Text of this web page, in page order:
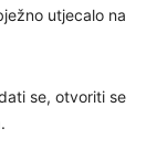
utjecalo na
se, otvoriti se